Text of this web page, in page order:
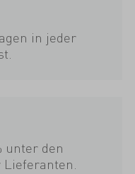
in jeder
unter den
Lieferanten.